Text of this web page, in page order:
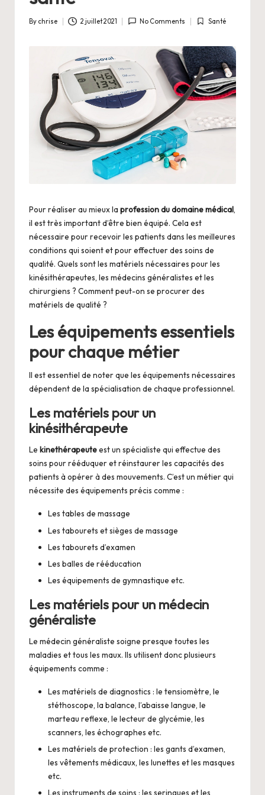
.
t
Posted
By chrise 2 juillet 2021 No Comments
Posted
Santé
Pour réaliser au mieux la profession du domaine médical,
il est très important d’être bien équipé. Cela est
nécessaire pour recevoir les patients dans les meilleures
conditions qui soient et pour effectuer des soins de
qualité. Quels sont les matériels nécessaires pour les
kinésithérapeutes, les médecins généralistes et les
chirurgiens ? Comment peut-on se procurer des
matériels de qualité ?
Les équipements essentiels
pour chaque métier
Il est essentiel de noter que les équipements nécessaires
dépendent de la spécialisation de chaque professionnel.
Les matériels pour un
kinésithérapeute
Le kinethérapeuteest un spécialiste qui effectue des
soins pour rééduquer et réinstaurer les capacités des
patients à opérer à des mouvements. C’est un métier qui
nécessite des équipements précis comme :
Les tables de massage
Les tabourets et sièges de massage
Les tabourets d’examen
Les balles de rééducation
Les équipements de gymnastique etc.
Les matériels pour un médecin
généraliste
Le médecin généraliste soigne presque toutes les
maladies et tous les maux. Ils utilisent donc plusieurs
équipements comme :
Les matériels de diagnostics : le tensiomètre, le
stéthoscope, la balance, l’abaisse langue, le
marteau reflexe, le lecteur de glycémie, les
scanners, les échographes etc.
Les matériels de protection : les gants d’examen,
les vêtements médicaux, les lunettes et les masques
etc.
Les instruments de soins : les seringues et les